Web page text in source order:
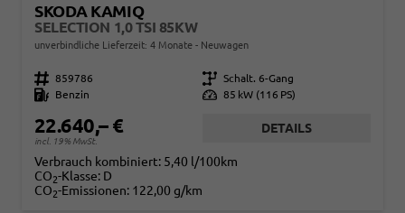
SKODA KAMIQ
SELECTION 1,0 TSI 85KW
unverbindliche Lieferzeit: 4 Monate Neuwagen
Fahrzeugnr. 859786 Getriebe Schalt. 6-Gang
Kraftstoff
Benzin Leistung 85 kW (116 PS)
22.640,– €
incl. 19% MwSt.
DETAILS
Verbrauch kombiniert: 5,40 l/100km
CO2-Klasse: D
CO2-Emissionen: 122,00 g/km